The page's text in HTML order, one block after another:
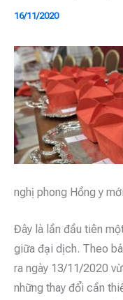
16/11/2020
nghị phong Hồng y
Đây là lần đầu tiên
giữa đại dịch. Theo
ra ngày 13/11/2020
những thay đổi cần